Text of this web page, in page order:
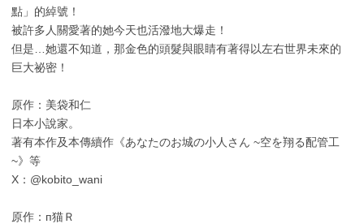
點」的綽號！
被許多人關愛著的她今天也活潑地大爆走！
但是…她還不知道，那金色的頭髮與眼睛有著得以左右世界未來的
巨大祕密！
原作：美袋和仁
日本小說家。
著有本作及本傳續作《あなたのお城の小人さん ~空を翔る配管工
~》等
X：@kobito_wani
原作：п猫Ｒ